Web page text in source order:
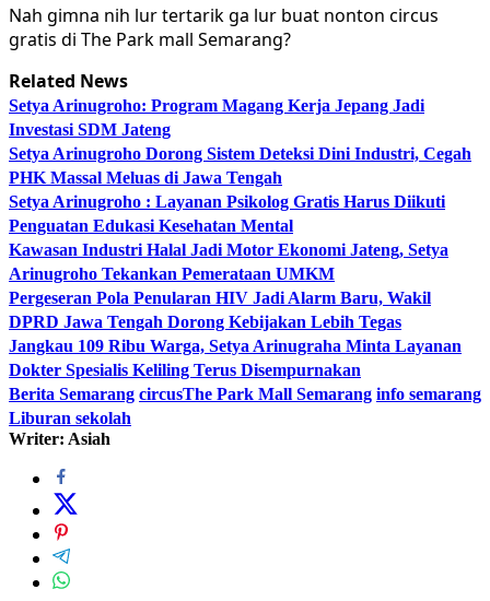
Nah gimna nih lur tertarik ga lur buat nonton circus
gratis di The Park mall Semarang?
Related News
Setya Arinugroho: Program Magang Kerja Jepang Jadi
Investasi SDM Jateng
Setya Arinugroho Dorong Sistem Deteksi Dini Industri, Cegah
PHK Massal Meluas di Jawa Tengah
Setya Arinugroho : Layanan Psikolog Gratis Harus Diikuti
Penguatan Edukasi Kesehatan Mental
Kawasan Industri Halal Jadi Motor Ekonomi Jateng, Setya
Arinugroho Tekankan Pemerataan UMKM
Pergeseran Pola Penularan HIV Jadi Alarm Baru, Wakil
DPRD Jawa Tengah Dorong Kebijakan Lebih Tegas
Jangkau 109 Ribu Warga, Setya Arinugraha Minta Layanan
Dokter Spesialis Keliling Terus Disempurnakan
Berita Semarang circusThe Park Mall Semarang info semarang
Liburan sekolah
Writer: Asiah